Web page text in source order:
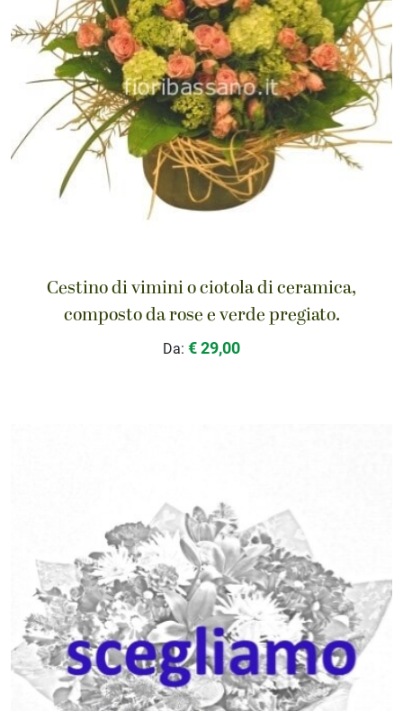
Cestino di vimini o ciotola di ceramica,
composto da rose e verde pregiato.
Da: € 29,00